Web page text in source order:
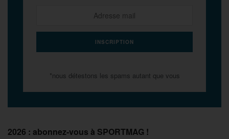
*nous détestons les spams autant que vous
2026 : abonnez-vous à SPORTMAG !